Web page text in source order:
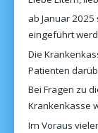
ab Januar
eingeführt
Die
Patienten
Bei Fragen zu
Krankenkasse
Im Voraus